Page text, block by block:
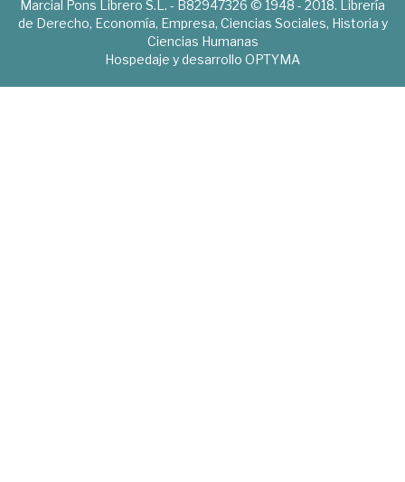
Marcial Pons Librero S.L. - B82947326 © 1948 - 2018. Librería
de Derecho, Economía, Empresa, Ciencias Sociales, Historia y
Ciencias Humanas
Hospedaje y desarrollo OPTYMA